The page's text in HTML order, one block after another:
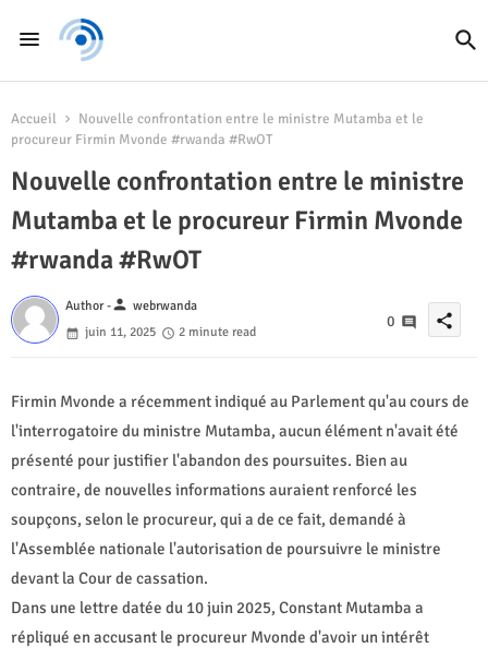
Accueil
Nouvelle confrontation entre le ministre Mutamba et le
procureur Firmin Mvonde #rwanda #RwOT
Nouvelle confrontation entre le ministre
Mutamba et le procureur Firmin Mvonde
#rwanda #RwOT
Author -person webrwanda
juin 11, 2025
2 minute read
0 share
Firmin Mvonde a récemment indiqué au Parlement qu'au cours de
l'interrogatoire du ministre Mutamba, aucun élément n'avait été
présenté pour justifier l'abandon des poursuites. Bien au
contraire, de nouvelles informations auraient renforcé les
soupçons, selon le procureur, qui a de ce fait, demandé à
l'Assemblée nationale l'autorisation de poursuivre le ministre
devant la Cour de cassation.
Dans une lettre datée du 10 juin 2025, Constant Mutamba a
répliqué en accusant le procureur Mvonde d'avoir un intérêt